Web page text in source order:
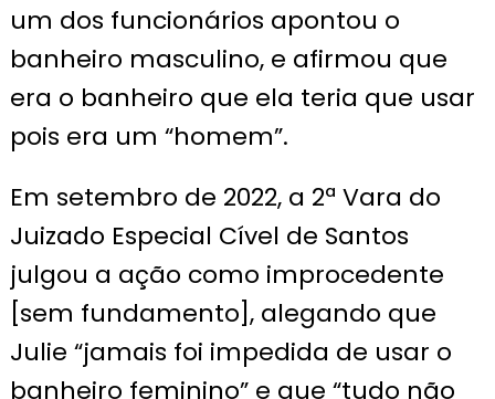
um dos funcionários apontou o
banheiro masculino, e afirmou que
era o banheiro que ela teria que usar
pois era um “homem”.
Em setembro de 2022, a 2ª Vara do
Juizado Especial Cível de Santos
julgou a ação como improcedente
[sem fundamento], alegando que
Julie “jamais foi impedida de usar o
banheiro feminino” e que “tudo não